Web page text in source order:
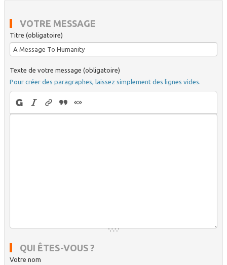
VOTRE MESSAGE
Titre (obligatoire)
Texte de votre message (obligatoire)
Pour créer des paragraphes, laissez simplement des lignes vides.
QUI ÊTES-VOUS ?
Votre nom